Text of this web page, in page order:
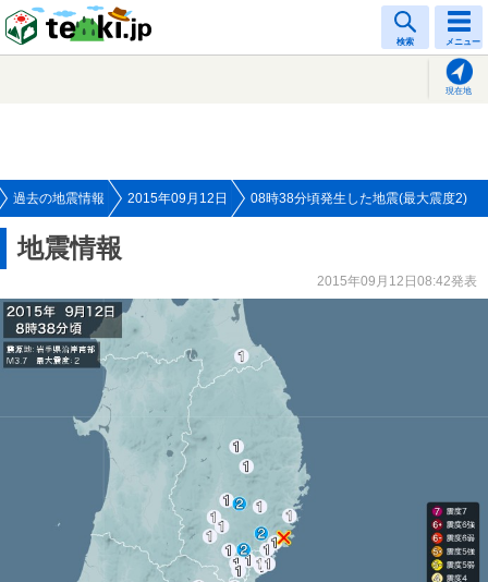
検索 メニュー
現在地
過去の地震情報 2015年09月12日 08時38分頃発生した地震(最大震度2)
地震情報
2015年09月12日08:42発表